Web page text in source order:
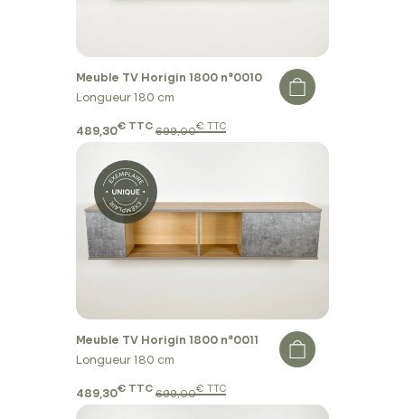
Meuble TV Horigin 1800 n°0010
Longueur 180 cm
489,30€ TTC
699,00
€ TTC
Meuble TV Horigin 1800 n°0011
Longueur 180 cm
489,30€ TTC
699,00
€ TTC